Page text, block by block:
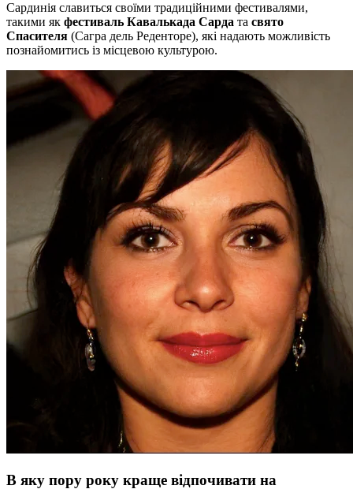
Сардинія славиться своїми традиційними фестивалями,
такими як фестиваль Кавалькада Сарда та свято
Спасителя (Сагра дель Реденторе), які надають можливість
познайомитись із місцевою культурою.
В яку пору року краще відпочивати на